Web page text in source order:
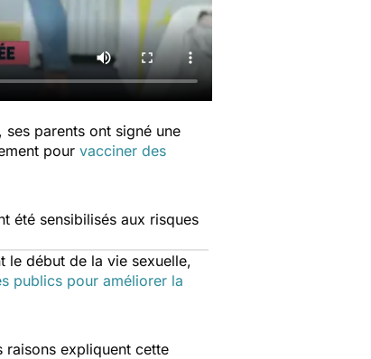
ses parents ont signé une
pour vacciner des
été sensibilisés aux risques
le début de la vie sexuelle,
publics pour améliorer la
raisons expliquent cette